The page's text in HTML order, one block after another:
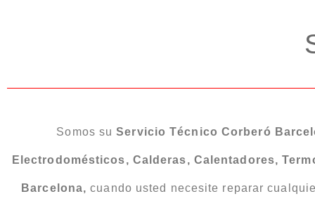
Somos suServicio Técnico Corberó
Electrodomésticos, Calderas, Calentadores,
Barcelona, cuando usted necesite reparar